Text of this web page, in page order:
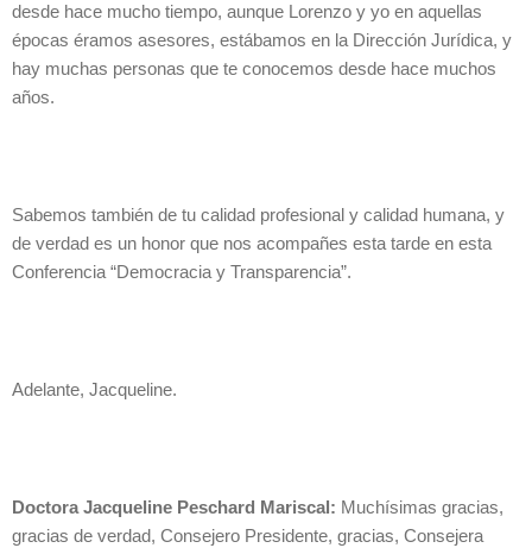
desde hace mucho tiempo, aunque Lorenzo y yo en aquellas
épocas éramos asesores, estábamos en la Dirección Jurídica, y
hay muchas personas que te conocemos desde hace muchos
años.
Sabemos también de tu calidad profesional y calidad humana, y
de verdad es un honor que nos acompañes esta tarde en esta
Conferencia “Democracia y Transparencia”.
Adelante, Jacqueline.
Doctora Jacqueline Peschard Mariscal: Muchísimas gracias,
gracias de verdad, Consejero Presidente, gracias, Consejera